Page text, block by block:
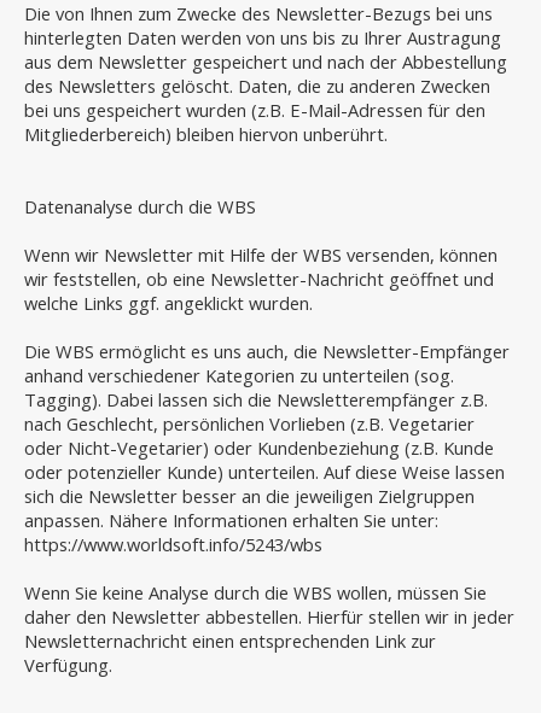
Die von Ihnen zum Zwecke des Newsletter-Bezugs bei uns
hinterlegten Daten werden von uns bis zu Ihrer Austragung
aus dem Newsletter gespeichert und nach der Abbestellung
des Newsletters gelöscht. Daten, die zu anderen Zwecken
bei uns gespeichert wurden (z.B. E-Mail-Adressen für den
Mitgliederbereich) bleiben hiervon unberührt.
Datenanalyse durch die WBS
Wenn wir Newsletter mit Hilfe der WBS versenden, können
wir feststellen, ob eine Newsletter-Nachricht geöffnet und
welche Links ggf. angeklickt wurden.
Die WBS ermöglicht es uns auch, die Newsletter-Empfänger
anhand verschiedener Kategorien zu unterteilen (sog.
Tagging). Dabei lassen sich die Newsletterempfänger z.B.
nach Geschlecht, persönlichen Vorlieben (z.B. Vegetarier
oder Nicht-Vegetarier) oder Kundenbeziehung (z.B. Kunde
oder potenzieller Kunde) unterteilen. Auf diese Weise lassen
sich die Newsletter besser an die jeweiligen Zielgruppen
anpassen. Nähere Informationen erhalten Sie unter:
https://www.worldsoft.info/5243/wbs
Wenn Sie keine Analyse durch die WBS wollen, müssen Sie
daher den Newsletter abbestellen. Hierfür stellen wir in jeder
Newsletternachricht einen entsprechenden Link zur
Verfügung.